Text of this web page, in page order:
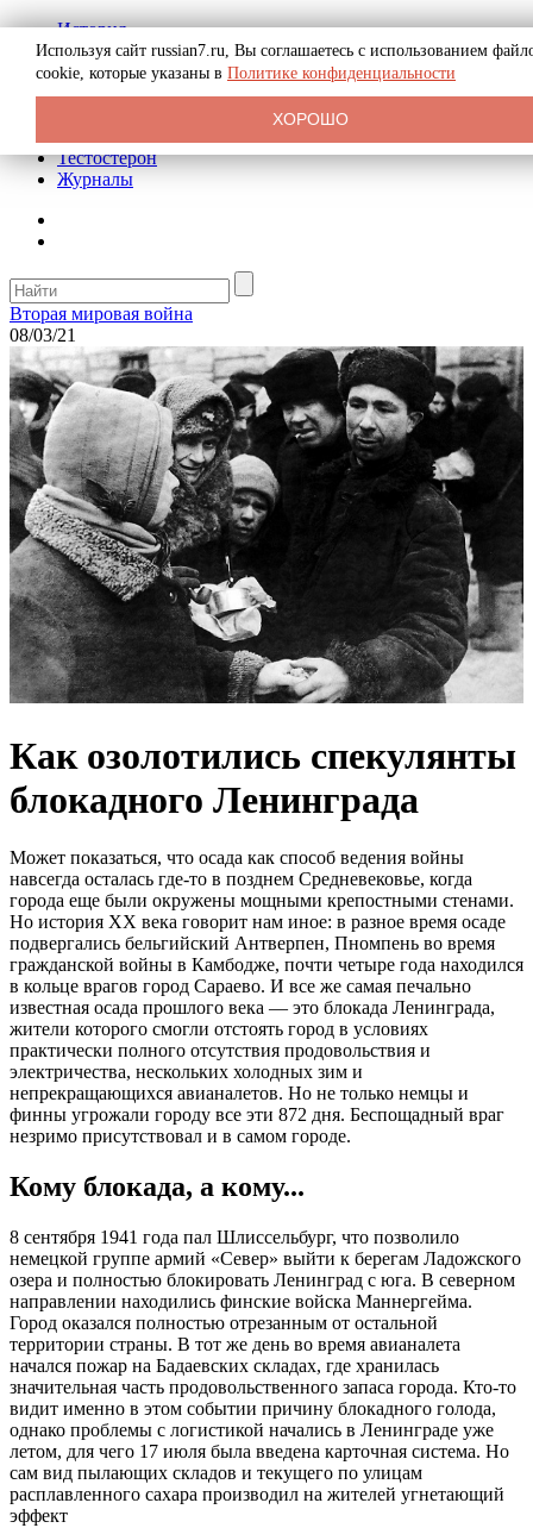
История
Биография
Криминал
Реклама на сайте
Тестостерон
Журналы
Вторая мировая война
08/03/21
Как озолотились спекулянты
блокадного Ленинграда
Может показаться, что осада как способ ведения войны
навсегда осталась где-то в позднем Средневековье, когда
города еще были окружены мощными крепостными стенами.
Но история XX века говорит нам иное: в разное время осаде
подвергались бельгийский Антверпен, Пномпень во время
гражданской войны в Камбодже, почти четыре года находился
в кольце врагов город Сараево. И все же самая печально
известная осада прошлого века — это блокада Ленинграда,
жители которого смогли отстоять город в условиях
практически полного отсутствия продовольствия и
электричества, нескольких холодных зим и
непрекращающихся авианалетов. Но не только немцы и
финны угрожали городу все эти 872 дня. Беспощадный враг
незримо присутствовал и в самом городе.
Кому блокада, а кому...
8 сентября 1941 года пал Шлиссельбург, что позволило
немецкой группе армий «Север» выйти к берегам Ладожского
озера и полностью блокировать Ленинград с юга. В северном
направлении находились финские войска Маннергейма.
Город оказался полностью отрезанным от остальной
территории страны. В тот же день во время авианалета
начался пожар на Бадаевских складах, где хранилась
значительная часть продовольственного запаса города. Кто-то
видит именно в этом событии причину блокадного голода,
однако проблемы с логистикой начались в Ленинграде уже
летом, для чего 17 июля была введена карточная система. Но
сам вид пылающих складов и текущего по улицам
расплавленного сахара производил на жителей угнетающий
эффект
Используя сайт russian7.ru, Вы соглашаетесь с использованием
cookie, которые указаны в Политике конфиденциальности
ХОРОШО